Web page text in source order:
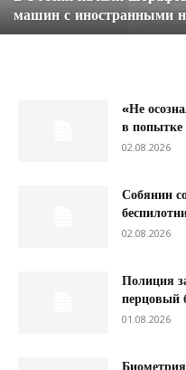
машин с иностранными
«Не
в попытке
02.08.2026
Собянин
02.08.2026
Полиция
перцовый
01.08.2026